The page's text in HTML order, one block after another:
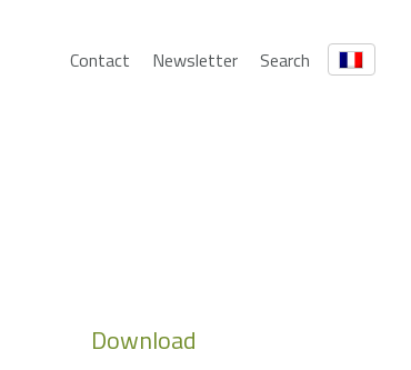
Contact Newsletter Search
Download